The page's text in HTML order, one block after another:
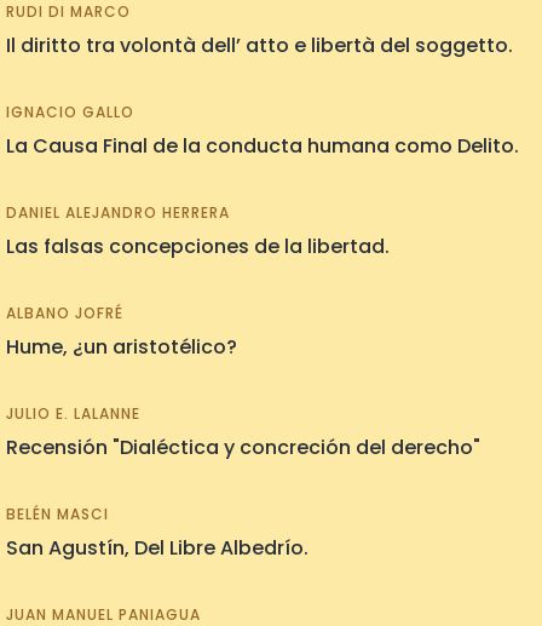
RUDI DI MARCO
Il diritto tra volontà dell’ atto e libertà del soggetto.
IGNACIO GALLO
La Causa Final de la conducta humana como Delito.
DANIEL ALEJANDRO HERRERA
Las falsas concepciones de la libertad.
ALBANO JOFRÉ
Hume, ¿un aristotélico?
JULIO E. LALANNE
Recensión "Dialéctica y concreción del derecho"
BELÉN MASCI
San Agustín, Del Libre Albedrío.
JUAN MANUEL PANIAGUA